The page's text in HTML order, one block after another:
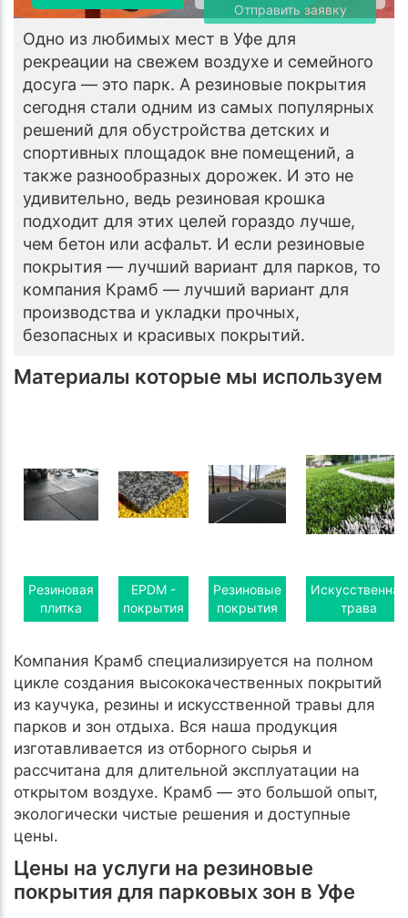
Отправить заявку
Одно из любимых мест в Уфе для
рекреации на свежем воздухе и семейного
досуга — это парк. А резиновые покрытия
сегодня стали одним из самых популярных
решений для обустройства детских и
спортивных площадок вне помещений, а
также разнообразных дорожек. И это не
удивительно, ведь резиновая крошка
подходит для этих целей гораздо лучше,
чем бетон или асфальт. И если резиновые
покрытия — лучший вариант для парков, то
компания Крамб — лучший вариант для
производства и укладки прочных,
безопасных и красивых покрытий.
Материалы которые мы используем
Резиновая
плитка
EPDM -
покрытия
Резиновые
покрытия
Искусственная
трава
Компания Крамб специализируется на полном
цикле создания высококачественных покрытий
из каучука, резины и искусственной травы для
парков и зон отдыха. Вся наша продукция
изготавливается из отборного сырья и
рассчитана для длительной эксплуатации на
открытом воздухе. Крамб — это большой опыт,
экологически чистые решения и доступные
цены.
Цены на услуги на резиновые
покрытия для парковых зон в Уфе